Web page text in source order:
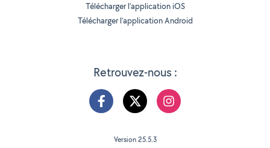
Retrouvez-nous :
Télécharger l’application iOS
Télécharger l’application Android
Version 25.5.3